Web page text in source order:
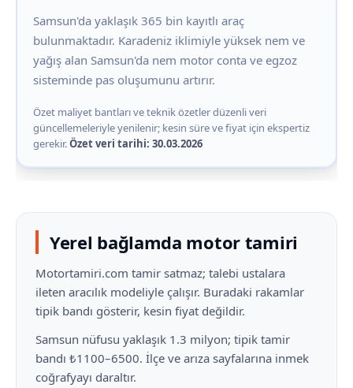
Samsun'da yaklaşık 365 bin kayıtlı araç
bulunmaktadır. Karadeniz iklimiyle yüksek nem ve
yağış alan Samsun'da nem motor conta ve egzoz
sisteminde pas oluşumunu artırır.
Özet maliyet bantları ve teknik özetler düzenli veri
güncellemeleriyle yenilenir; kesin süre ve fiyat için ekspertiz
gerekir.Özet veri tarihi: 30.03.2026
Yerel bağlamda motor tamiri
Motortamiri.com tamir satmaz; talebi ustalara
ileten aracılık modeliyle çalışır. Buradaki rakamlar
tipik bandı gösterir, kesin fiyat değildir.
Samsun nüfusu yaklaşık 1.3 milyon; tipik tamir
bandı ₺1100–6500. İlçe ve arıza sayfalarına inmek
coğrafyayı daraltır.